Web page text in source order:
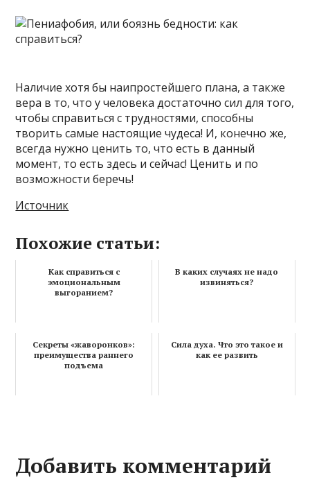
Наличие хотя бы наипростейшего плана, а также
вера в то, что у человека достаточно сил для того,
чтобы справиться с трудностями, способны
творить самые настоящие чудеса! И, конечно же,
всегда нужно ценить то, что есть в данный
момент, то есть здесь и сейчас! Ценить и по
возможности беречь!
Источник
Похожие статьи:
Как справиться с
эмоциональным
выгоранием?
В каких случаях не надо
извиняться?
Секреты «жаворонков»:
преимущества раннего
подъема
Сила духа. Что это такое и
как ее развить
Добавить комментарий